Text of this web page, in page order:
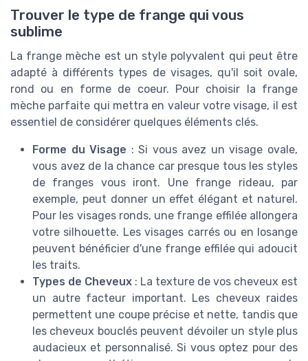
Trouver le type de frange qui vous
sublime
La frange mèche est un style polyvalent qui peut être
adapté à différents types de visages, qu'il soit ovale,
rond ou en forme de coeur. Pour choisir la frange
mèche parfaite qui mettra en valeur votre visage, il est
essentiel de considérer quelques éléments clés.
Forme du Visage : Si vous avez un visage ovale,
vous avez de la chance car presque tous les styles
de franges vous iront. Une frange rideau, par
exemple, peut donner un effet élégant et naturel.
Pour les visages ronds, une frange effilée allongera
votre silhouette. Les visages carrés ou en losange
peuvent bénéficier d'une frange effilée qui adoucit
les traits.
Types de Cheveux : La texture de vos cheveux est
un autre facteur important. Les cheveux raides
permettent une coupe précise et nette, tandis que
les cheveux bouclés peuvent dévoiler un style plus
audacieux et personnalisé. Si vous optez pour des